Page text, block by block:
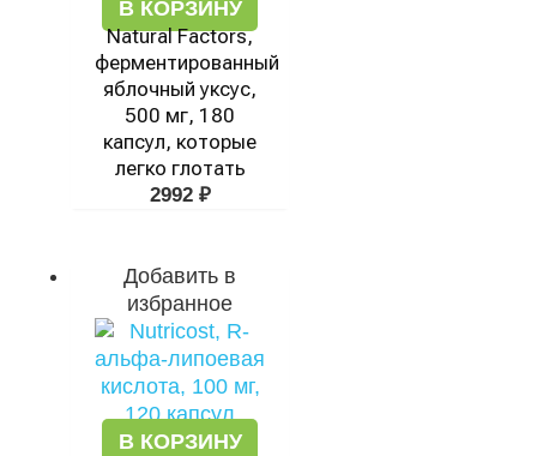
В КОРЗИНУ
Natural Factors,
ферментированный
яблочный уксус,
500 мг, 180
капсул, которые
легко глотать
2992 ₽
Добавить в
избранное
В КОРЗИНУ